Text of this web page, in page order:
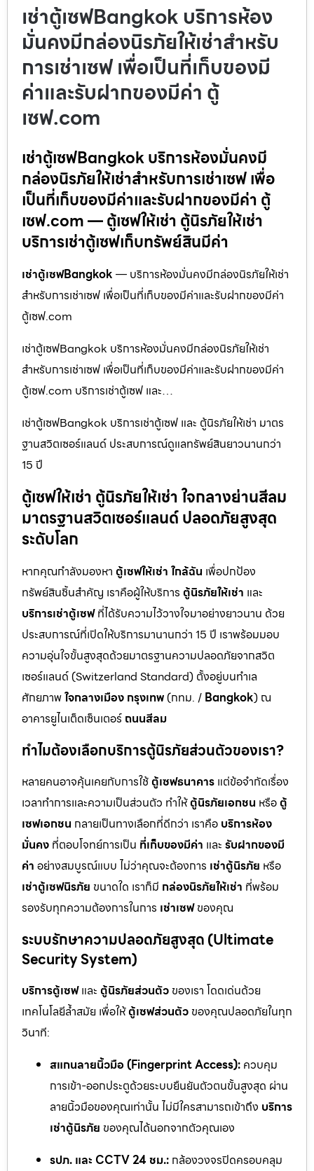
เช่าตู้เซฟBangkok บริการห้อง
มั่นคงมีกล่องนิรภัยให้เช่าสำหรับ
การเช่าเซฟ เพื่อเป็นที่เก็บของมี
ค่าและรับฝากของมีค่า ตู้
เซฟ.com
เช่าตู้เซฟBangkok บริการห้องมั่นคงมี
กล่องนิรภัยให้เช่าสำหรับการเช่าเซฟ เพื่อ
เป็นที่เก็บของมีค่าและรับฝากของมีค่า ตู้
เซฟ.com — ตู้เซฟให้เช่า ตู้นิรภัยให้เช่า
บริการเช่าตู้เซฟเก็บทรัพย์สินมีค่า
เช่าตู้เซฟBangkok — บริการห้องมั่นคงมีกล่องนิรภัยให้เช่า
สำหรับการเช่าเซฟ เพื่อเป็นที่เก็บของมีค่าและรับฝากของมีค่า
ตู้เซฟ.com
เช่าตู้เซฟBangkok บริการห้องมั่นคงมีกล่องนิรภัยให้เช่า
สำหรับการเช่าเซฟ เพื่อเป็นที่เก็บของมีค่าและรับฝากของมีค่า
ตู้เซฟ.com บริการเช่าตู้เซฟ และ…
เช่าตู้เซฟBangkok บริการเช่าตู้เซฟ และ ตู้นิรภัยให้เช่า มาตร
ฐานสวิตเซอร์แลนด์ ประสบการณ์ดูแลทรัพย์สินยาวนานกว่า
15 ปี
ตู้เซฟให้เช่า ตู้นิรภัยให้เช่า ใจกลางย่านสีลม
มาตรฐานสวิตเซอร์แลนด์ ปลอดภัยสูงสุด
ระดับโลก
หากคุณกำลังมองหา ตู้เซฟให้เช่า ใกล้ฉัน เพื่อปกป้อง
ทรัพย์สินชิ้นสำคัญ เราคือผู้ให้บริการ ตู้นิรภัยให้เช่า และ
บริการเช่าตู้เซฟที่ได้รับความไว้วางใจมาอย่างยาวนาน ด้วย
ประสบการณ์ที่เปิดให้บริการมานานกว่า 15 ปี เราพร้อมมอบ
ความอุ่นใจขั้นสูงสุดด้วยมาตรฐานความปลอดภัยจากสวิต
เซอร์แลนด์ (Switzerland Standard) ตั้งอยู่บนทำเล
ศักยภาพใจกลางเมือง กรุงเทพ(กทม. / Bangkok) ณ
อาคารยูไนเต็ดเซ็นเตอร์ ถนนสีลม
ทำไมต้องเลือกบริการตู้นิรภัยส่วนตัวของเรา?
หลายคนอาจคุ้นเคยกับการใช้ ตู้เซฟธนาคาร แต่ข้อจำกัดเรื่อง
เวลาทำการและความเป็นส่วนตัว ทำให้ตู้นิรภัยเอกชน หรือ ตู้
เซฟเอกชน กลายเป็นทางเลือกที่ดีกว่า เราคือ บริการห้อง
มั่นคง ที่ตอบโจทย์การเป็น ที่เก็บของมีค่า และ รับฝากของมี
ค่า อย่างสมบูรณ์แบบ ไม่ว่าคุณจะต้องการ เช่าตู้นิรภัย หรือ
เช่าตู้เซฟนิรภัย ขนาดใด เราก็มี กล่องนิรภัยให้เช่า ที่พร้อม
รองรับทุกความต้องการในการ เช่าเซฟของคุณ
ระบบรักษาความปลอดภัยสูงสุด (Ultimate
Security System)
บริการตู้เซฟและ ตู้นิรภัยส่วนตัว ของเรา โดดเด่นด้วย
เทคโนโลยีล้ำสมัย เพื่อให้ตู้เซฟส่วนตัว ของคุณปลอดภัยในทุก
วินาที:
สแกนลายนิ้วมือ (Fingerprint Access): ควบคุม
การเข้า-ออกประตูด้วยระบบยืนยันตัวตนขั้นสูงสุด ผ่าน
ลายนิ้วมือของคุณเท่านั้น ไม่มีใครสามารถเข้าถึง บริการ
เช่าตู้นิรภัย ของคุณได้นอกจากตัวคุณเอง
รปภ. และ CCTV 24 ชม.: กล้องวงจรปิดครอบคลุม